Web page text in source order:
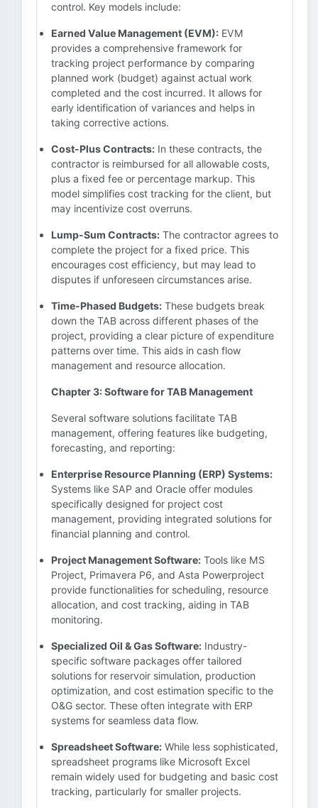
control. Key models include:
Earned Value Management (EVM): EVM
provides a comprehensive framework for
tracking project performance by comparing
planned work (budget) against actual work
completed and the cost incurred. It allows for
early identification of variances and helps in
taking corrective actions.
Cost-Plus Contracts: In these contracts, the
contractor is reimbursed for all allowable costs,
plus a fixed fee or percentage markup. This
model simplifies cost tracking for the client, but
may incentivize cost overruns.
Lump-Sum Contracts: The contractor agrees to
complete the project for a fixed price. This
encourages cost efficiency, but may lead to
disputes if unforeseen circumstances arise.
Time-Phased Budgets: These budgets break
down the TAB across different phases of the
project, providing a clear picture of expenditure
patterns over time. This aids in cash flow
management and resource allocation.
Chapter 3: Software for TAB Management
Several software solutions facilitate TAB
management, offering features like budgeting,
forecasting, and reporting:
Enterprise Resource Planning (ERP) Systems:
Systems like SAP and Oracle offer modules
specifically designed for project cost
management, providing integrated solutions for
financial planning and control.
Project Management Software: Tools like MS
Project, Primavera P6, and Asta Powerproject
provide functionalities for scheduling, resource
allocation, and cost tracking, aiding in TAB
monitoring.
Specialized Oil & Gas Software: Industry-
specific software packages offer tailored
solutions for reservoir simulation, production
optimization, and cost estimation specific to the
O&G sector. These often integrate with ERP
systems for seamless data flow.
Spreadsheet Software: While less sophisticated,
spreadsheet programs like Microsoft Excel
remain widely used for budgeting and basic cost
tracking, particularly for smaller projects.